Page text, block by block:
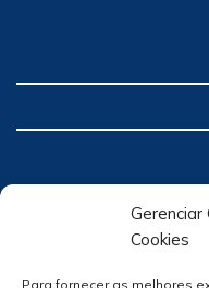
Gerenciar
Cookies
Para fornecer as melhores